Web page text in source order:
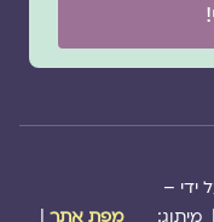
–
מפת אתר|